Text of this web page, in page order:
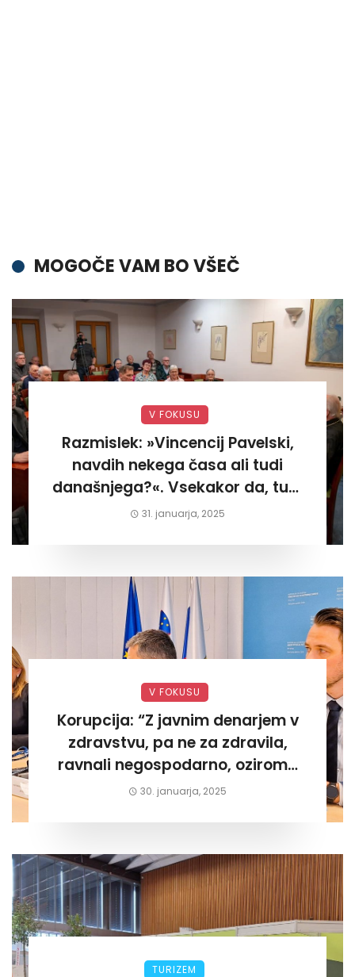
MOGOČE VAM BO VŠEČ
V FOKUSU
Razmislek: »Vincencij Pavelski,
navdih nekega časa ali tudi
današnjega?«. Vsekakor da, tudi
današnjega«
31. januarja, 2025
V FOKUSU
Korupcija: “Z javnim denarjem v
zdravstvu, pa ne za zdravila,
ravnali negospodarno, oziroma
za lastni žep. Tokrat na Žalskem«
30. januarja, 2025
TURIZEM